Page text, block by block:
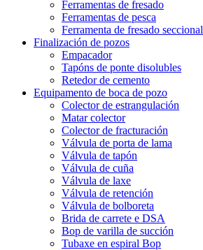
Ferramentas de fresado
Ferramentas de pesca
Ferramenta de fresado seccional
Finalización de pozos
Empacador
Tapóns de ponte disolubles
Retedor de cemento
Equipamento de boca de pozo
Colector de estrangulación
Matar colector
Colector de fracturación
Válvula de porta de lama
Válvula de tapón
Válvula de cuña
Válvula de laxe
Válvula de retención
Válvula de bolboreta
Brida de carrete e DSA
Bop de varilla de succión
Tubaxe en espiral Bop